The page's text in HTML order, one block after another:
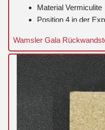
Material Vermiculite
Position 4 in der
Wamsler Gala